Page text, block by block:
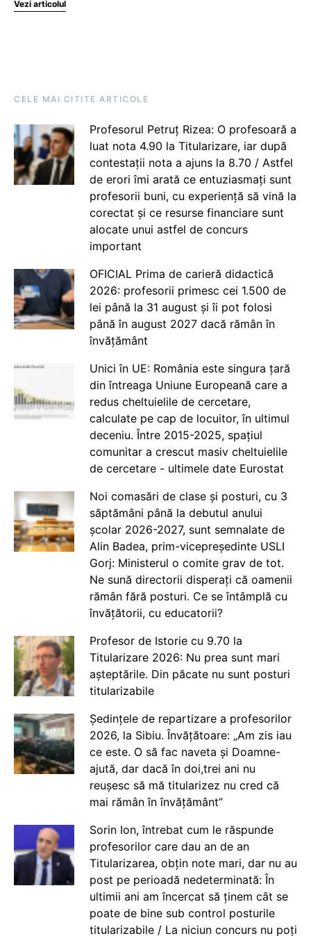
Vezi articolul
CELE MAI CITITE ARTICOLE
Profesorul Petruț Rizea: O profesoară a
luat nota 4.90 la Titularizare, iar după
contestații nota a ajuns la 8.70 / Astfel
de erori îmi arată ce entuziasmați sunt
profesorii buni, cu experiență să vină la
corectat și ce resurse financiare sunt
alocate unui astfel de concurs
important
OFICIAL Prima de carieră didactică
2026: profesorii primesc cei 1.500 de
lei până la 31 august și îi pot folosi
până în august 2027 dacă rămân în
învățământ
Unici în UE: România este singura țară
din întreaga Uniune Europeană care a
redus cheltuielile de cercetare,
calculate pe cap de locuitor, în ultimul
deceniu. Între 2015-2025, spațiul
comunitar a crescut masiv cheltuielile
de cercetare - ultimele date Eurostat
Noi comasări de clase și posturi, cu 3
săptămâni până la debutul anului
școlar 2026-2027, sunt semnalate de
Alin Badea, prim-vicepreședinte USLI
Gorj: Ministerul o comite grav de tot.
Ne sună directorii disperați că oamenii
rămân fără posturi. Ce se întâmplă cu
învățătorii, cu educatorii?
Profesor de Istorie cu 9.70 la
Titularizare 2026: Nu prea sunt mari
așteptările. Din păcate nu sunt posturi
titularizabile
Ședințele de repartizare a profesorilor
2026, la Sibiu. Învățătoare: „Am zis iau
ce este. O să fac naveta și Doamne-
ajută, dar dacă în doi,trei ani nu
reușesc să mă titularizez nu cred că
mai rămân în învățământ”
Sorin Ion, întrebat cum le răspunde
profesorilor care dau an de an
Titularizarea, obțin note mari, dar nu au
post pe perioadă nedeterminată: În
ultimii ani am încercat să ținem cât se
poate de bine sub control posturile
titularizabile / La niciun concurs nu poți